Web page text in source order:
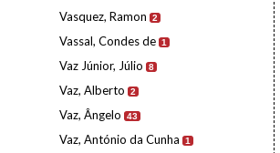
Vasquez, Ramon 2
Vassal, Condes de 1
Vaz Júnior, Júlio 8
Vaz, Alberto 2
Vaz, Ângelo 43
Vaz, António da Cunha 1